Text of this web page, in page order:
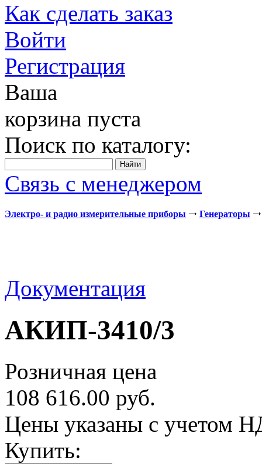
Как сделать заказ
Войти
Регистрация
Ваша
корзина пуста
Поиск по каталогу:
Связь с менеджером
Электро- и радио измерительные приборы Генераторы
Документация
АКИП-3410/3
Розничная цена
108 616.00 руб.
Цены указаны с учетом
Купить: